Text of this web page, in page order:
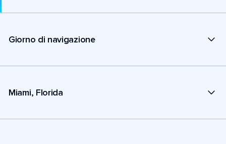
Giorno di navigazione
Miami, Florida